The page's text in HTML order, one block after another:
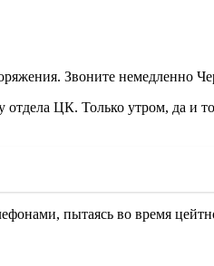
Звоните немедленно
ЦК. Только утром, да и
пытаясь во время